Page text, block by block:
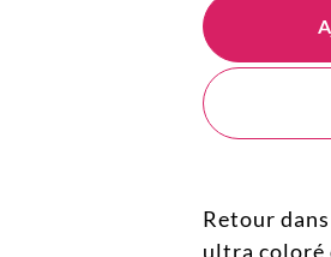
Retour
ultra coloré